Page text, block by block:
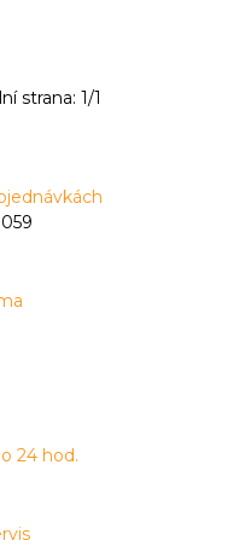
strana: 1/1
24 hod.